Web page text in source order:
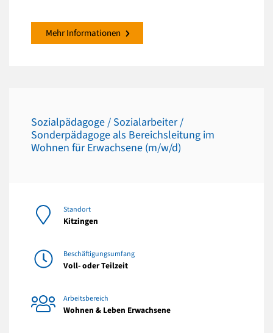
Mehr Informationen
Sozialpädagoge / Sozialarbeiter /
Sonderpädagoge als Bereichsleitung im
Wohnen für Erwachsene (m/w/d)
Standort
Kitzingen
Beschäftigungsumfang
Voll- oder Teilzeit
Arbeitsbereich
Wohnen & Leben Erwachsene